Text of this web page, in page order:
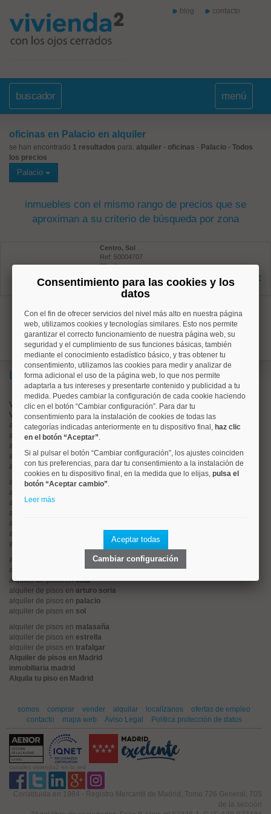
blog contacto
buscador menú
oficinas en Palacio en alquiler
se han encontrado 1 resultados para: alquiler - oficinas - Palacio - Todos
los precios
Palacio
inmuebles con el mismo rango de precios que se
aproximan a su criterio de búsqueda por zona
Centro, Sol
Ref: 50004707
20 m²
2 baños
495 €
1
Lo más buscado
Valorar vivienda online
Vender piso
alquiler de pisos encentro
alquiler de pisos enchamartín
alquiler de pisos en
alquiler de pisos enciudad lineal
alquiler de pisos enmoncloa
alquiler de pisos ensalamanca
alquiler de pisos en
alquiler de pisos en
alquiler de pisos en
alquiler de pisos en
alquiler de pisos en
alquiler de pisos en
alquiler de pisos en
hispanoamerica
alquiler de pisos en
goya
alquiler de pisos enlista
alquiler de pisos en arturo soria
alquiler de pisos en palacio
alquiler de pisos en sol
alquiler de pisos en malasaña
alquiler de pisos en estrella
alquiler de pisos en trafalgar
Alquiler de pisos en Madrid
inmobiliaria madrid
Alquila tu piso en Madrid
somos comprar vender alquilar localízanos
ofertas de empleo
contacto
mapa web Aviso Legal Política protección de datos
canales vivienda2 en la red
Constituida en 1984 - Registro Mercantil de Madrid, Tomo 726 General, 705
de la sección
Consentimiento para las cookies y los
datos
Con el fin de ofrecer servicios del nivel más alto en nuestra página
web, utilizamos cookies y tecnologías similares. Esto nos permite
garantizar el correcto funcionamiento de nuestra página web, su
seguridad y el cumplimiento de sus funciones básicas, también
mediante el conocimiento estadístico básico, y tras obtener tu
consentimiento, utilizamos las cookies para medir y analizar de
forma adicional el uso de la página web, lo que nos permite
adaptarla a tus intereses y presentarte contenido y publicidad a tu
medida. Puedes cambiar la configuración de cada cookie haciendo
clic en el botón “Cambiar configuración”. Para dar tu
consentimiento para la instalación de cookies de todas las
categorías indicadas anteriormente en tu dispositivo final, haz clic
en el botón “Aceptar”.
Si al pulsar el botón “Cambiar configuración”, los ajustes coinciden
con tus preferencias, para dar tu consentimiento a la instalación de
cookies en tu dispositivo final, en la medida que lo elijas, pulsa el
botón “Aceptar cambio”.
Leer más
Aceptar todas
Cambiar configuración